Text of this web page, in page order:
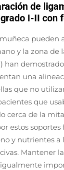
de
I-II con
pueden
y la zona de
han
una
que no
que
cerca de la
estos
y nutrientes a
Mantener